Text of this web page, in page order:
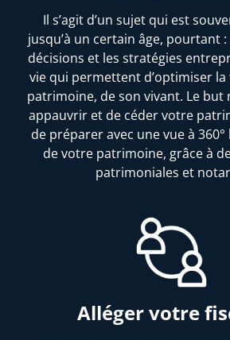
Il s’agit d’un sujet qui est
jusqu’à un certain âge, pourtant
décisions et les stratégies
vie qui permettent d’optimiser
patrimoine, de son vivant. Le but
appauvrir et de céder votre
de préparer avec une vue à
de votre patrimoine, grâce à
patrimoniales et
Alléger votre